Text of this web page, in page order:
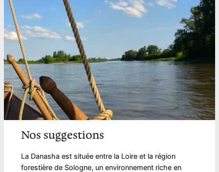
Nos suggestions
La Danasha est située entre la Loire et la région
forestière de Sologne, un environnement riche en